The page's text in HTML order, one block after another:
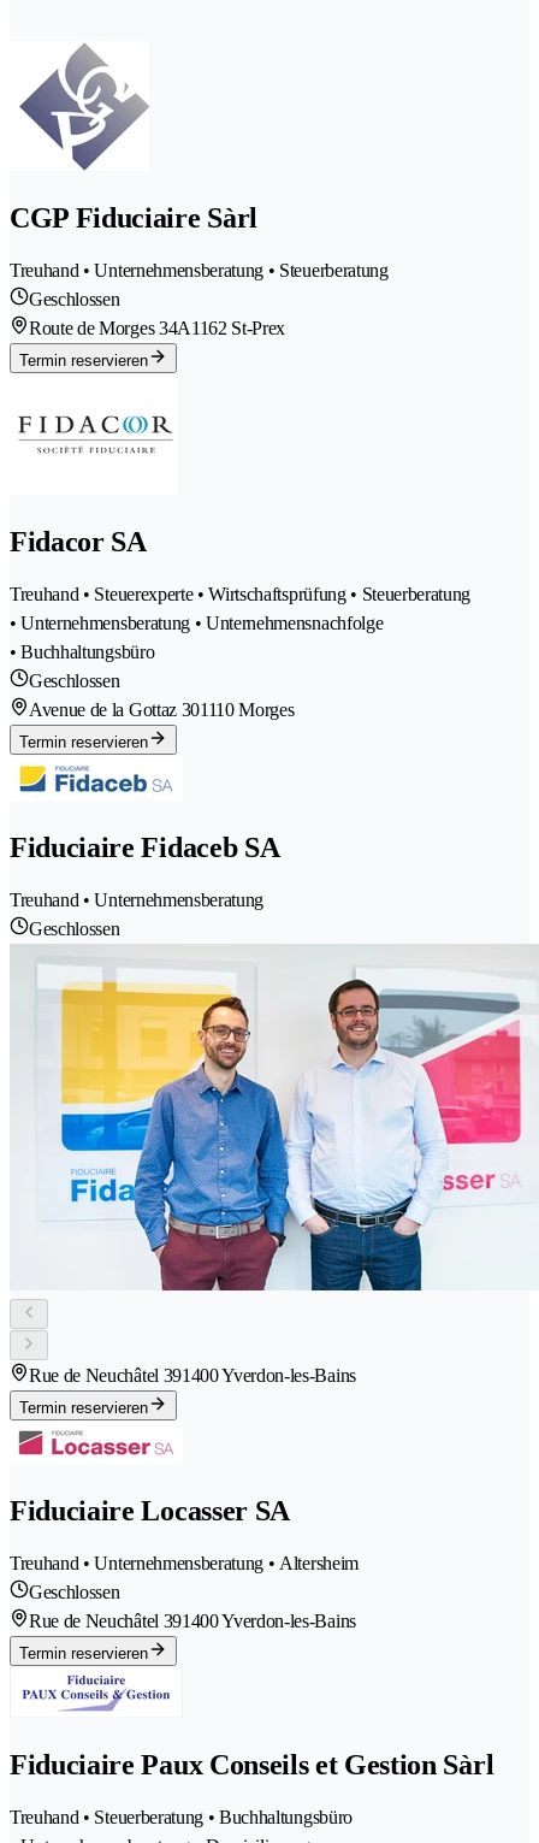
CGP Fiduciaire Sàrl
Treuhand • Unternehmensberatung • Steuerberatung
Geschlossen
Route de Morges 34A1162 St-Prex
Termin reservieren
Fidacor SA
Treuhand • Steuerexperte • Wirtschaftsprüfung • Steuerberatung
• Unternehmensberatung • Unternehmensnachfolge
• Buchhaltungsbüro
Geschlossen
Avenue de la Gottaz 301110 Morges
Termin reservieren
Fiduciaire Fidaceb SA
Treuhand • Unternehmensberatung
Geschlossen
Rue de Neuchâtel 391400 Yverdon-les-Bains
Termin reservieren
Fiduciaire Locasser SA
Treuhand • Unternehmensberatung • Altersheim
Geschlossen
Rue de Neuchâtel 391400 Yverdon-les-Bains
Termin reservieren
Fiduciaire Paux Conseils et Gestion Sàrl
Treuhand • Steuerberatung • Buchhaltungsbüro